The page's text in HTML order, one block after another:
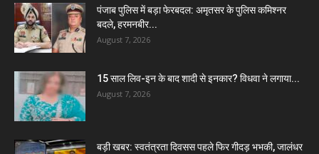
पंजाब पुलिस में बड़ा फेरबदल: अमृतसर के पुलिस कमिश्नर
बदले, हरमनबीर...
August 7, 2026
15 साल लिव-इन के बाद शादी से इनकार? विधवा ने लगाया...
August 7, 2026
बड़ी खबर: स्वतंत्रता दिवसस पहले फिर गीदड़ भभकी, जालंधर